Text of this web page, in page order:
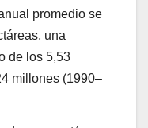
promedio se
una
de los 5,53
millones (1990–